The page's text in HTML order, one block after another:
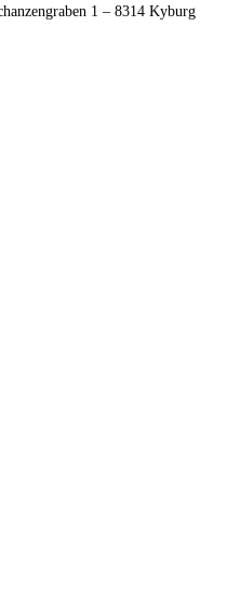
1 – 8314 Kyburg